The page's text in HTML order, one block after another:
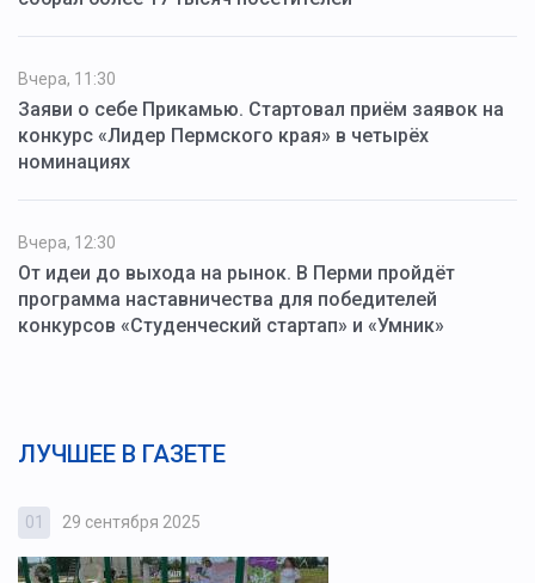
Вчера, 11:30
Заяви о себе Прикамью. Стартовал приём заявок на
конкурс «Лидер Пермского края» в четырёх
номинациях
Вчера, 12:30
От идеи до выхода на рынок. В Перми пройдёт
программа наставничества для победителей
конкурсов «Студенческий стартап» и «Умник»
ЛУЧШЕЕ В ГАЗЕТЕ
01 29 сентября 2025